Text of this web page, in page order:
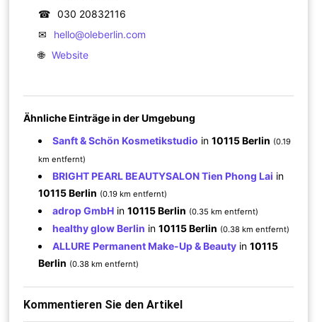
☎
030 20832116
✉
hello@oleberlin.com
🌐 Website
Ähnliche Einträge in der Umgebung
Sanft & Schön Kosmetikstudio in10115 Berlin (0.19
km entfernt)
BRIGHT PEARL BEAUTYSALON Tien Phong Lai in
10115 Berlin (0.19 km entfernt)
adrop GmbH in10115 Berlin (0.35 km entfernt)
healthy glow Berlin in10115 Berlin (0.38 km entfernt)
ALLURE Permanent Make-Up & Beauty in10115
Berlin (0.38 km entfernt)
Kommentieren Sie den Artikel